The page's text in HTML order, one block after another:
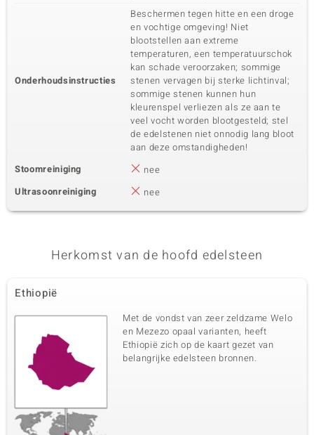
Onderhoudsinstructies
Beschermen tegen hitte en een droge
en vochtige omgeving! Niet
blootstellen aan extreme
temperaturen, een temperatuurschok
kan schade veroorzaken; sommige
stenen vervagen bij sterke lichtinval;
sommige stenen kunnen hun
kleurenspel verliezen als ze aan te
veel vocht worden blootgesteld; stel
de edelstenen niet onnodig lang bloot
aan deze omstandigheden!
Stoomreiniging
nee
Ultrasoonreiniging
nee
Herkomst van de hoofd edelsteen
Ethiopië
Met de vondst van zeer zeldzame Welo
en Mezezo opaal varianten, heeft
Ethiopië zich op de kaart gezet van
belangrijke edelsteen bronnen.